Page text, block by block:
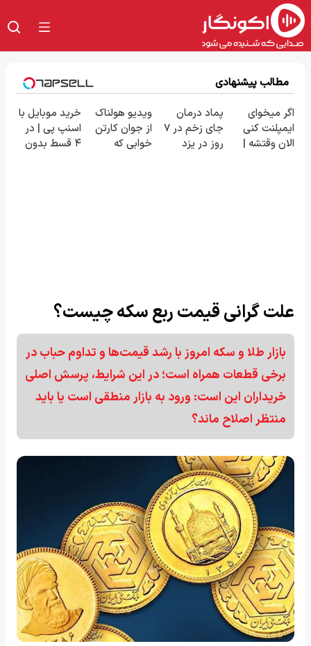
مطالب پیشنهادی
اگر میخوای
ایمپلنت کنی
الان وقتشه |
پماد درمان
جای زخم در ۷
روز در یزد
ویدیو هولناک
از جوان کارتن
خوابی که
خرید موبایل با
اسنپ پی | در
۴ قسط بدون
علت گرانی قیمت ربع سکه چیست؟
بازار طلا و سکه امروز با رشد قیمت‌ها و تداوم حباب در
برخی قطعات همراه است؛ در این شرایط، پرسش اصلی
خریداران این است: ورود به بازار منطقی است یا باید
منتظر اصلاح ماند؟